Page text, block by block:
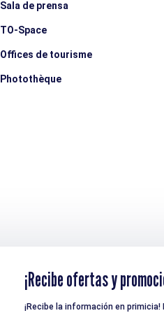
Sala de prensa
TO-Space
Offices de tourisme
Photothèque
¡Recibe ofertas y
¡Recibe la información en